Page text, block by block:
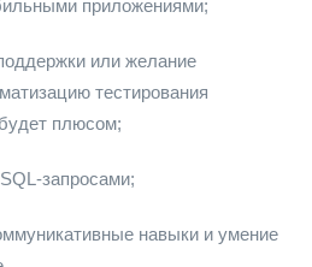
приложениями;
или желание
тестирования
плюсом;
запросами;
навыки и умение